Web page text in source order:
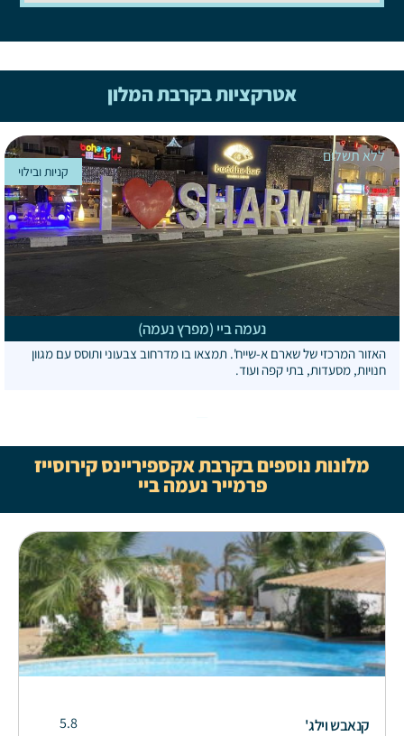
אטרקציות בקרבת המלון
ללא תשלום
נעמה ביי (מפרץ נעמה)
האזור המרכזי של שארם א-שייח'. תמצאו בו מדרחוב צבעוני ותוסס עם מגוון
חנויות, מסעדות, בתי קפה ועוד.
קניות ובילוי
מלונות נוספים בקרבת אקספיריינס קירוסייז
פרמייר נעמה ביי
קנאבש וילג' 5.8